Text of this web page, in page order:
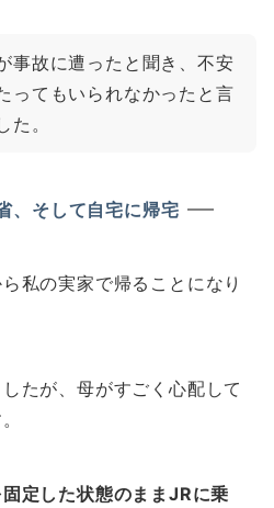
事故に遭ったと聞き、不安
ってもいられなかったと言
た。
そして自宅に帰宅
私の実家で帰ることになり
たが、母がすごく心配して
定した状態のままJRに乗